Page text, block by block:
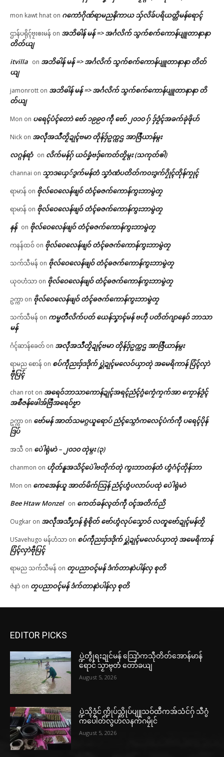
mon kawt hnat on ဂကောံဂိုဏ်ရာမညနိကာယ သှ်လိခ်ပရိယတ္တိမန်ရောၚ်
ဌာန်ပရိုၚ်ဗၠးၜးမန် on အဘိဓါန် မန် => အၚ်္ဂလိက် သွက်စက်ကောန်ပျူတာနာနာ
တိတ်ယျ
itvilla on အဘိဓါန် မန် => အၚ်္ဂလိက် သွက်စက်ကောန်ပျူတာနာနာ တိတ်
ယျ
jamonrott on အဘိဓါန် မန် => အၚ်္ဂလိက် သွက်စက်ကောန်ပျူတာနာနာ တိ
တ်ယျ
Mon on ပရေၚ်ပံၚ်တောဲ ဗော် ၁၉၉၀ ကဵု ဗော် ၂၀၁၀ ဂှ် ဒှ်ဒၟံၚ်အခက်ခုဲဖိုဟ်
Nick on အလဵုအသဳတၟိဍုၚ်ဗမာ တိုန်ဒှ်ဥက္ကဌ အာဇြဳယာန်မ္ဂး
လဂ္ဂန်ရာံ on လိက်မန်ဂှ် ယဝ်ခၞံဗဒှ်ကေတ်တၟိမ္ဂး (သကုတ်ၜါ)
channai on သၟာဒယှေ်ဒွက်မန်တံ သၞာံဏံပတိတ်ကဝးဒွက်ဂၠိုၚ်တိုန်ကၠုၚ်
ရာမာန် on ဗိုလ်ဝေလေန်ဖျဝ် တံၚ်ဓဇက်ကောန်ကွးဘာမွဲတၠ
ရာမာန် on ဗိုလ်ဝေလေန်ဖျဝ် တံၚ်ဓဇက်ကောန်ကွးဘာမွဲတၠ
နန် on ဗိုလ်ဝေလေန်ဖျဝ် တံၚ်ဓဇက်ကောန်ကွးဘာမွဲတၠ
ကနန်ထဝ် on ဗိုလ်ဝေလေန်ဖျဝ် တံၚ်ဓဇက်ကောန်ကွးဘာမွဲတၠ
သက်သီမန် on ဗိုလ်ဝေလေန်ဖျဝ် တံၚ်ဓဇက်ကောန်ကွးဘာမွဲတၠ
ယုဝဟံသာ on ဗိုလ်ဝေလေန်ဖျဝ် တံၚ်ဓဇက်ကောန်ကွးဘာမွဲတၠ
ဥက္ကာ on ဗိုလ်ဝေလေန်ဖျဝ် တံၚ်ဓဇက်ကောန်ကွးဘာမွဲတၠ
သက်သီမန် on ကမ္မတဳလိက်ပတ် ယေန်သၞာၚ်မန် ဗဟဵု ပတိတ်ဂျာနေဝ် ဘာသာ
မန်
ဂံၚ်ဆာန်ခေတ် on အလဵုအသဳတၟိဍုၚ်ဗမာ တိုန်ဒှ်ဥက္ကဌ အာဇြဳယာန်မ္ဂး
ရာမည စောန် on စပ်ကဵုညးဒှ်ဒဒိုက် ပ္ဋဲဍုၚ်မလေဝ်ယှာတုဲ အမေရိကာန် ပြံၚ်လှာဲ
ဗီုပြၚ်
chan rot on အရေဝ်ဘာသာကောန်ဍုၚ်အရၚ်ညံၚ်ဂွံကၠေံကၠက်အာ ကၠောန်ဒၟံၚ်
အစဳဇန်ဖေါအ်ဗြဳအရေဝ်ဗၟာ
ဥက္ကာ on ဗော်မန် အာတ်သမဂ္ဂယူရောပ် ညံၚ်သ္ဂောံကလေၚ်ပံက်ကဵု ပရေၚ်ပိုန်
ဒြပ်
အသီ on ပေဲါရုဲမာဲ – ၂၀၁၀ တုဲမ္ဂး (၃)
chanmon on ဟိုတ်နူအသိၚ်ပေဲါဗတိုက်တုဲ ကွးဘာတန်တံ ဟွံဂံၚ်တိုန်ဘာ
Mon on ကေအေန်ယူ အာတ်မိက်သြန် ညံၚ်ဟွံပလာပ်ပထုဲ ပေဲါရုဲမာဲ
Bee Htaw Monzel on ကေတ်ခန်လ္ၚတ်ကဵု ၀ၚ်အတိက်ညိ
Ougkar on အလဵုအသဳပၞာန် စွံစိုတ် ဗော်ဟွံလုပ်သၞောဝ် လတူဗော်ဍုၚ်မန်တၟိ
USavehugo မန်ဟံသာ on စပ်ကဵုညးဒှ်ဒဒိုက် ပ္ဋဲဍုၚ်မလေဝ်ယှာတုဲ အမေရိကာန်
ပြံၚ်လှာဲဗီုပြၚ်
ရာမည သက်သီမန် on တၠပညာဝၚ်မန် ဒံက်တာနာဲပါန်လှ စုတိ
ဇဲနာဲ on တၠပညာဝၚ်မန် ဒံက်တာနာဲပါန်လှ စုတိ
EDITOR PICKS
ပ္ဍဲတွဵုရးဍုင်မန် သြောံကသီုတိတ်အောန်မာန်
ရောင် သၟာဗ္ၚတံ တော်ခယျ
August 5, 2026
ပ္ဍဲသ္ၚိဒၟံင် က္ဍိုပ်သ္ကိုပ်ပျူသဝ်ထဳကအ်သံင်ဂှ် သီဂွံ
ကပေါတ်လွဟ်လနက်ဂမၠိုင်
August 5, 2026